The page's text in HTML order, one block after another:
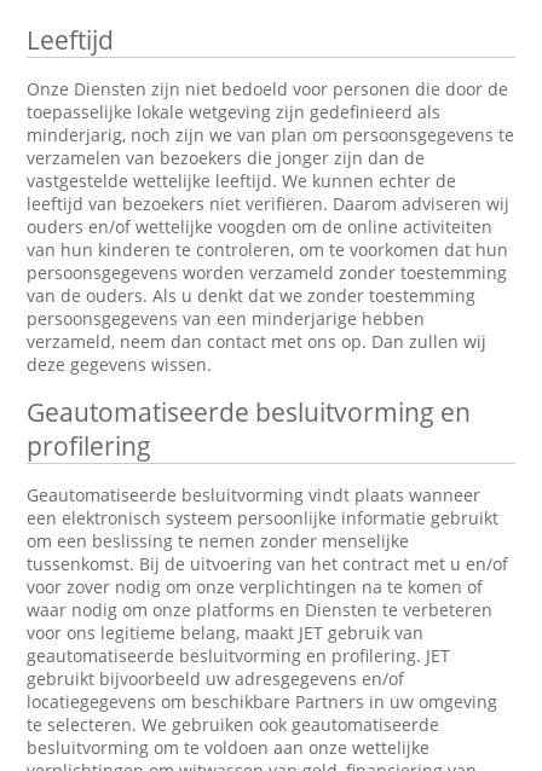
Leeftijd
Onze Diensten zijn niet bedoeld voor personen die door de
toepasselijke lokale wetgeving zijn gedefinieerd als
minderjarig, noch zijn we van plan om persoonsgegevens te
verzamelen van bezoekers die jonger zijn dan de
vastgestelde wettelijke leeftijd. We kunnen echter de
leeftijd van bezoekers niet verifiëren. Daarom adviseren wij
ouders en/of wettelijke voogden om de online activiteiten
van hun kinderen te controleren, om te voorkomen dat hun
persoonsgegevens worden verzameld zonder toestemming
van de ouders. Als u denkt dat we zonder toestemming
persoonsgegevens van een minderjarige hebben
verzameld, neem dan contact met ons op. Dan zullen wij
deze gegevens wissen.
Geautomatiseerde besluitvorming en
profilering
Geautomatiseerde besluitvorming vindt plaats wanneer
een elektronisch systeem persoonlijke informatie gebruikt
om een beslissing te nemen zonder menselijke
tussenkomst. Bij de uitvoering van het contract met u en/of
voor zover nodig om onze verplichtingen na te komen of
waar nodig om onze platforms en Diensten te verbeteren
voor ons legitieme belang, maakt JET gebruik van
geautomatiseerde besluitvorming en profilering. JET
gebruikt bijvoorbeeld uw adresgegevens en/of
locatiegegevens om beschikbare Partners in uw omgeving
te selecteren. We gebruiken ook geautomatiseerde
besluitvorming om te voldoen aan onze wettelijke